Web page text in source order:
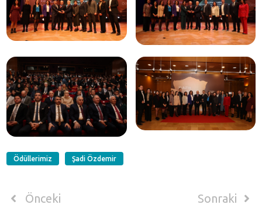
Ödüllerimiz Şadi Özdemir
Önceki Sonraki